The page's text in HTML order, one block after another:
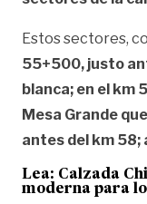
Estos sectores,
55+500, justo
blanca; en el km
Mesa Grande
antes del km 58;
Lea: Calzada
moderna para